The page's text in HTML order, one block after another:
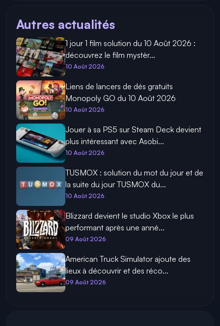
Autres actualités
1 jour 1 film solution du 10 Août 2026 :
découvrez le film mystèr...
10 Août 2026
Liens de lancers de dés gratuits
Monopoly GO du 10 Août 2026
10 Août 2026
Jouer à sa PS5 sur Steam Deck devient
plus intéressant avec Asobi...
10 Août 2026
TUSMOX : solution du mot du jour et de
la suite du jour TUSMOX du...
10 Août 2026
Blizzard devient le studio Xbox le plus
performant après une anné...
09 Août 2026
American Truck Simulator ajoute des
lieux à découvrir et des réco...
09 Août 2026